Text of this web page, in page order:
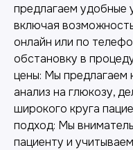
предлагаем удобные
включая
онлайн или по
обстановку в
цены: Мы предлагаем
анализ на глюкозу,
широкого круга
подход: Мы
пациенту и
Другие